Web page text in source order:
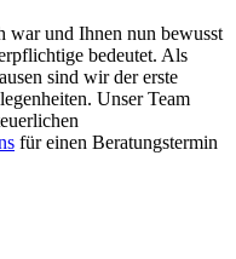
war und Ihnen nun bewusst
bedeutet. Als
sind wir der erste
Unser Team
für einen Beratungstermin